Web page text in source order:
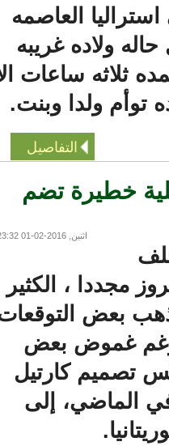
العاصمه
ولاده غريبه
ثلاثه ساعات الا
توأم ولدا وبنت.
التفاصيل
خطيرة تضم
اثنين, 2016-02-01 23:32
مجددا ، الكثير
بعض التوقعات
غموض بعض
تصميم كارتيل
الماضي، إلى